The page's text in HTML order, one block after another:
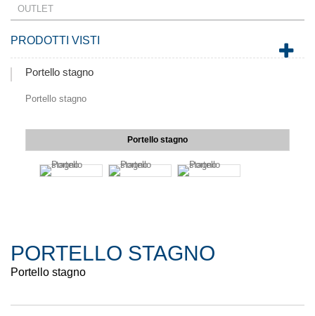
OUTLET
PRODOTTI VISTI
Portello stagno
Portello stagno
Portello stagno
PORTELLO STAGNO
Portello stagno